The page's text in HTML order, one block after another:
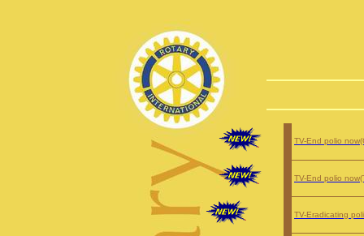
TV-End polio
TV-End polio
TV-Eradicating